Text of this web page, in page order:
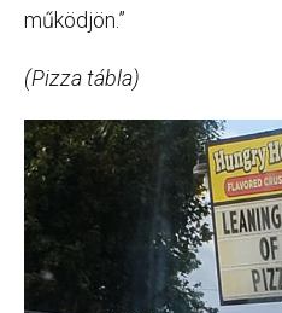
működjön.”
(Pizza tábla)